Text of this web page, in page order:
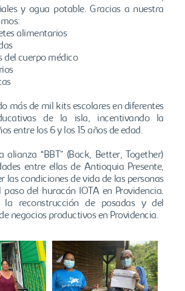
y agua potable. Gracias a nuestra
alimentarios
del cuerpo médico
más de mil kits escolares en diferentes
de la isla, incentivando la
entre los 6 y los 15 años de edad.
alianza “BBT” (Back, Better, Together)
entre ellas de Antioquia Presente,
las condiciones de vida de las personas
del huracán IOTA en Providencia.
la reconstrucción de posadas y del
negocios productivos en Providencia.